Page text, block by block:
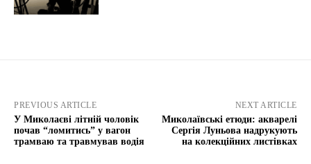
PREVIOUS ARTICLE
У Миколаєві літній чоловік
почав “ломитись” у вагон
трамваю та травмував водія
NEXT ARTICLE
Миколаївські етюди: акварелі
Сергія Луньова надрукують
на колекційних листівках